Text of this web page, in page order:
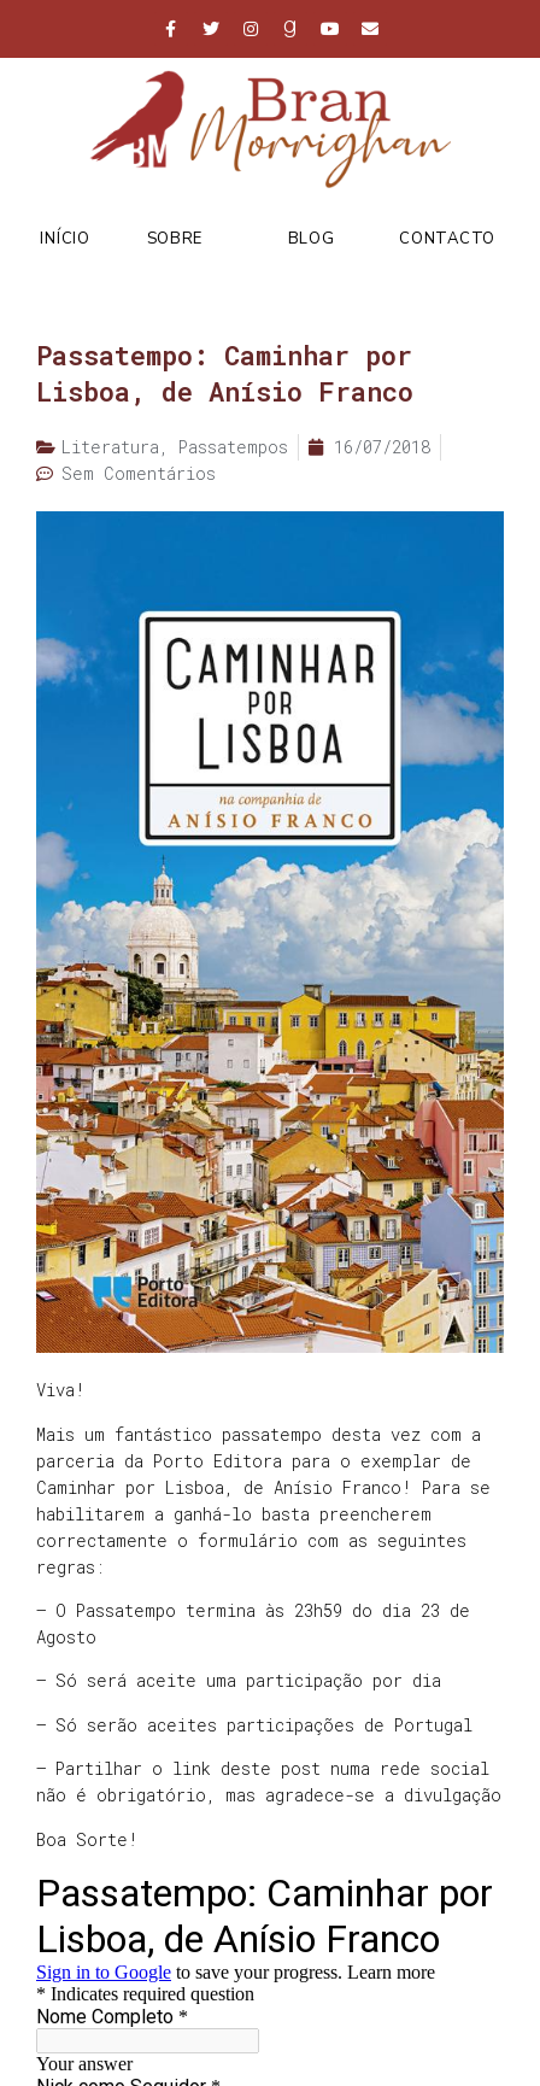
INÍCIO SOBRE BLOG CONTACTO
Passatempo: Caminhar por
Lisboa, de Anísio Franco
Literatura , Passatempos
16/07/2018
Sem Comentários
Viva!
Mais um fantástico passatempo desta vez com a
parceria da Porto Editora para o exemplar de
Caminhar por Lisboa, de Anísio Franco! Para se
habilitarem a ganhá-lo basta preencherem
correctamente o formulário com as seguintes
regras:
– O Passatempo termina às 23h59 do dia 23 de
Agosto
– Só será aceite uma participação por dia
– Só serão aceites participações de Portugal
– Partilhar o link deste post numa rede social
não é obrigatório, mas agradece-se a divulgação
Boa Sorte!